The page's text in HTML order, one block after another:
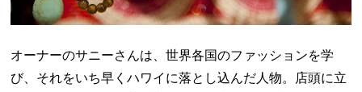
オーナーのサニーさんは、世界各国のファッションを学
び、それをいち早くハワイに落とし込んだ人物。店頭に立